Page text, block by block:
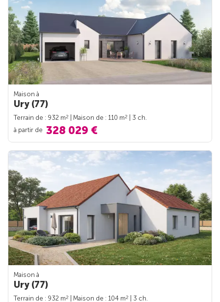
Maison à
Ury (77)
Terrain de : 932 m2 | Maison de : 110 m2
| 3 ch.
à partir de 328 029 €
Maison à
Ury (77)
Terrain de : 932 m2 | Maison de : 104 m2
| 3 ch.